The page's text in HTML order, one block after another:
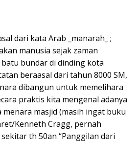
dari kata Arab _manarah_ ;
manusia sejak zaman
bundar di dinding kota
beraasal dari tahun 8000 SM,
dibangun untuk memelihara
praktis kita mengenal adanya
menara masjid (masih ingat buku
Kenneth Cragg, pernah
th 50an “Panggilan dari